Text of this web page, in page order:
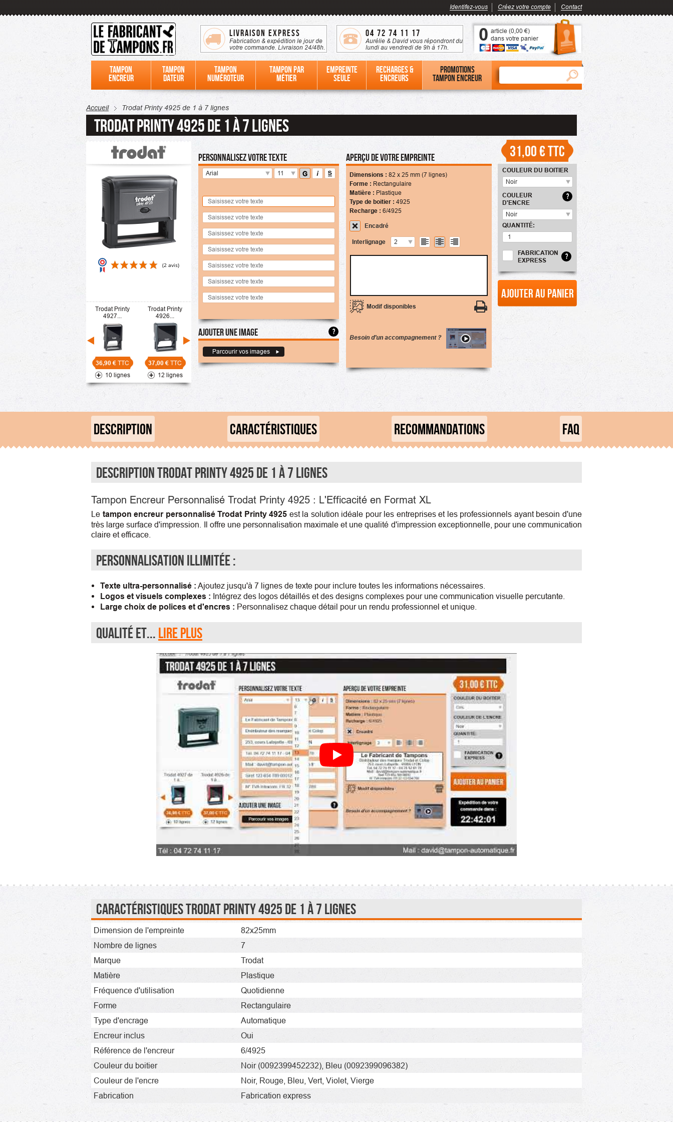
Identifez-vous Créez votre compte Contact
Livraison Express
Fabrication & expédition le jour de
votre commande. Livraison 24/48h.
04 72 74 11 17
Aurélie & David vous répondront du
lundi au vendredi de 9h à 17h.
0 article (0,00 €)
dans votre panier
Tampon
encreur
Tampon
dateur
Tampon
numéroteur
Tampon par
métier
Empreinte
seule
Recharges &
Encreurs
Promotions
tampon encreur
Accueil Trodat Printy 4925 de 1 à 7 lignes
Trodat Printy 4925 de 1 à 7 lignes
Trodat Printy
4927...
36,90 € TTC
10 lignes
Trodat Printy
4926...
37,00 € TTC
12 lignes
Personnalisez votre texte
Arial 11
Ajouter une image ?
Parcourir vos images
Aperçu de votre empreinte
Dimensions : 82 x 25 mm (7 lignes)
Forme : Rectangulaire
Matière : Plastique
Type de boitier : 4925
Recharge : 6/4925
Encadré
Interlignage 2
Modif disponibles
Besoin d'un accompagnement ?
31,00 €TTC
COULEUR DU BOITIER
Noir
COULEUR
D'ENCRE
?
Noir
QUANTITÉ:
Ajouter au panier
FABRICATION
EXPRESS
?
DESCRIPTION CARACTÉRISTIQUES RECOMMANDATIONS FAQ
Description Trodat Printy 4925 de 1 à 7 lignes
Tampon Encreur Personnalisé Trodat Printy 4925 : L'Efficacité en Format XL
Le tampon encreur personnalisé Trodat Printy 4925 est la solution idéale pour les entreprises et les professionnels ayant besoin d'une
très large surface d'impression. Il offre une personnalisation maximale et une qualité d'impression exceptionnelle, pour une communication
claire et efficace.
Personnalisation Illimitée :
Texte ultra-personnalisé : Ajoutez jusqu'à 7 lignes de texte pour inclure toutes les informations nécessaires.
Logos et visuels complexes : Intégrez des logos détaillés et des designs complexes pour une communication visuelle percutante.
Large choix de polices et d'encres : Personnalisez chaque détail pour un rendu professionnel et unique.
Qualité et... Lire plus
Personnaliser son Trodat Printy 4925 de 1 à 7 lignes
Caractéristiques Trodat Printy 4925 de 1 à 7 lignes
Dimension de l'empreinte
82x25mm
Nombre de lignes
7
Marque
Trodat
Matière
Plastique
Fréquence d'utilisation
Quotidienne
Forme
Rectangulaire
Type d'encrage
Automatique
Encreur inclus
Oui
Référence de l'encreur
6/4925
Couleur du boitier
Noir (0092399452232) Bleu (0092399096382)
Couleur de l'encre
Noir, Rouge, Bleu, Vert, Violet, Vierge
Fabrication
Fabrication express